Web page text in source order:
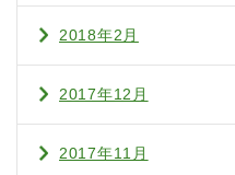
2018年2月
2017年12月
2017年11月